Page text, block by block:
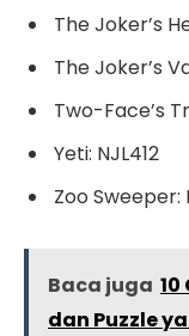
The Joker’s
The Joker’s
Two-Face’s
Yeti: NJL412
Zoo Sweeper:
Baca juga 10
dan Puzzle